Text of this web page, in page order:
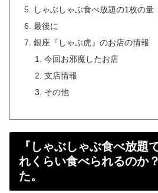
しゃぶしゃぶ食べ放題の1枚の量
最後に
銀座『しゃぶ虎』のお店の情報
今回お邪魔したお店
支店情報
その他
『しゃぶしゃぶ食べ放題
れくらい食べられるのか
た。